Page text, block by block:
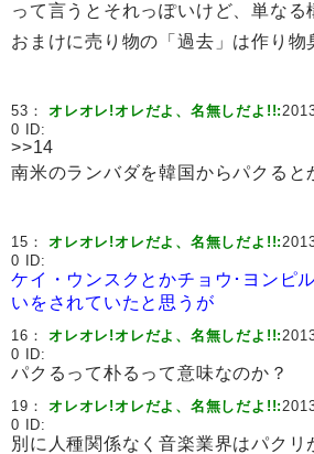
って言うとそれっぽいけど、単なる
おまけに売り物の「過去」は作り物
53：オレオレ!オレだよ、名無しだよ!!:
0 ID:
>>14
南米のランバダを韓国からパクると
15：オレオレ!オレだよ、名無しだよ!!:
0 ID:
ケイ・ウンスクとかチョウ･ヨンピ
いをされていたと思うが
16：オレオレ!オレだよ、名無しだよ!!:
0 ID:
パクるって朴るって意味なのか？
19：オレオレ!オレだよ、名無しだよ!!:
0 ID:
別に人種関係なく音楽業界はパクリ